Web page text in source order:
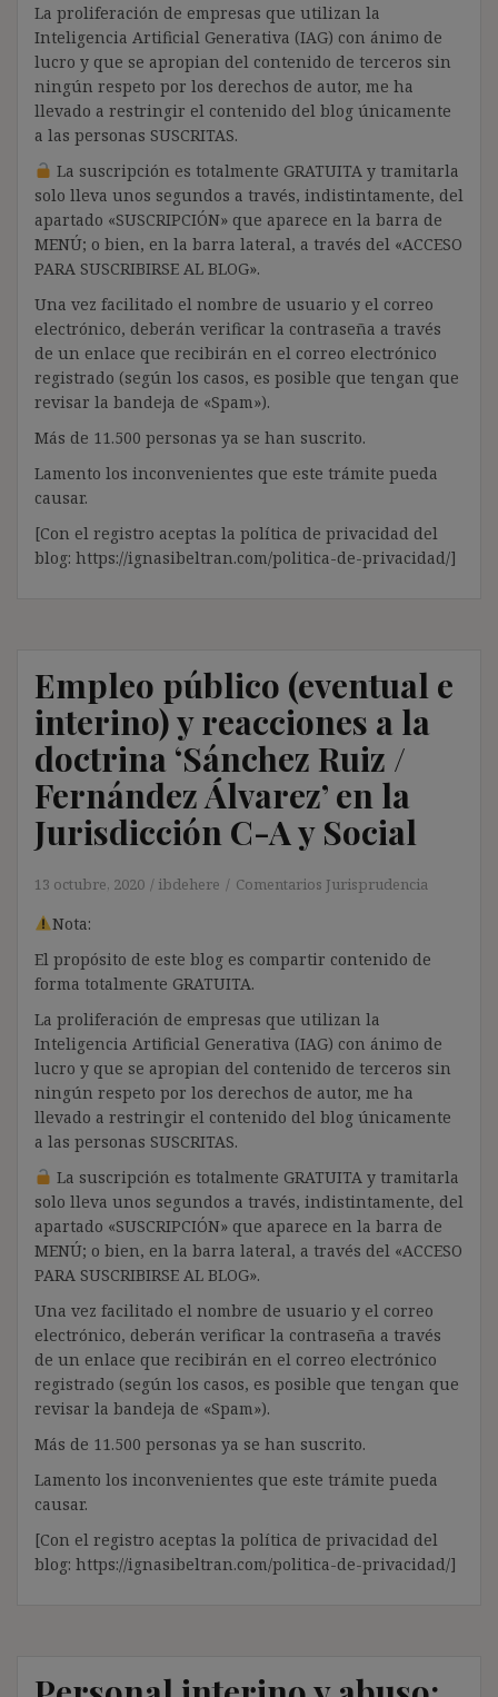
La proliferación de empresas que utilizan la
Inteligencia Artificial Generativa (IAG) con ánimo de
lucro y que se apropian del contenido de terceros sin
ningún respeto por los derechos de autor, me ha
llevado a restringir el contenido del blog únicamente
a las personas SUSCRITAS.
La suscripción es totalmente GRATUITA y tramitarla
solo lleva unos segundos a través, indistintamente, del
apartado «SUSCRIPCIÓN» que aparece en la barra de
MENÚ; o bien, en la barra lateral, a través del «ACCESO
PARA SUSCRIBIRSE AL BLOG».
Una vez facilitado el nombre de usuario y el correo
electrónico, deberán verificar la contraseña a través
de un enlace que recibirán en el correo electrónico
registrado (según los casos, es posible que tengan que
revisar la bandeja de «Spam»).
Más de 11.500 personas ya se han suscrito.
Lamento los inconvenientes que este trámite pueda
causar.
[Con el registro aceptas la política de privacidad del
blog: https://ignasibeltran.com/politica-de-privacidad/]
Empleo público (eventual e
interino) y reacciones a la
doctrina ‘Sánchez Ruiz /
Fernández Álvarez’ en la
Jurisdicción C-A y Social
13 octubre, 2020 ibdehere Comentarios Jurisprudencia
Nota:
El propósito de este blog es compartir contenido de
forma totalmente GRATUITA.
La proliferación de empresas que utilizan la
Inteligencia Artificial Generativa (IAG) con ánimo de
lucro y que se apropian del contenido de terceros sin
ningún respeto por los derechos de autor, me ha
llevado a restringir el contenido del blog únicamente
a las personas SUSCRITAS.
La suscripción es totalmente GRATUITA y tramitarla
solo lleva unos segundos a través, indistintamente, del
apartado «SUSCRIPCIÓN» que aparece en la barra de
MENÚ; o bien, en la barra lateral, a través del «ACCESO
PARA SUSCRIBIRSE AL BLOG».
Una vez facilitado el nombre de usuario y el correo
electrónico, deberán verificar la contraseña a través
de un enlace que recibirán en el correo electrónico
registrado (según los casos, es posible que tengan que
revisar la bandeja de «Spam»).
Más de 11.500 personas ya se han suscrito.
Lamento los inconvenientes que este trámite pueda
causar.
[Con el registro aceptas la política de privacidad del
blog: https://ignasibeltran.com/politica-de-privacidad/]